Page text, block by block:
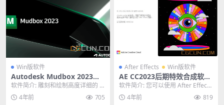
Win版软件
Autodesk Mudbox 2023数
字雕刻绘画软件 Win中文/英
文/多语言破解版
软件简介: 雕刻和绘制高度详细的 3
D 几何图形和纹理。 Mudbox® 3D
... 4年前 705
After Effects Win版软件
AE CC2023后期特效合成软件
After Effects 2023软件下载
软件简介: 您可以使用 After Effects
创作一切内容,创建电影级影片...
4年前 819